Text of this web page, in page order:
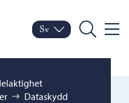
Porvoo – Gå till
Byt språk
Nuvarande språk:
Sv
Sök Meny
Dataskydd